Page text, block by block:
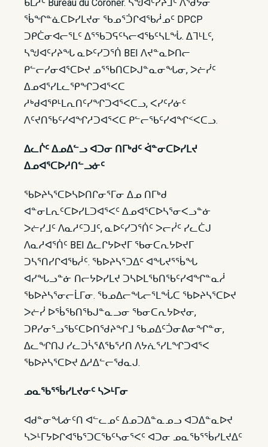
ᑲᒪᓲᑦ Bureau du Coroner. ᓴᖑᐊᑦᓯᔨᒧᑦ ᐱᖁᔭᓂ
ᖄᖏᓐᓈᑕᐅᓯᒪᔪᓂ ᖃᓄᕐᑑᒋᐊᖃᓲᓄᑦ DPCP
ᑐᑭᑖᓂᐊᓕᕐᒪᑦ ᐃᕐᖃᑐᕋᑦᓴᓕᐊᖃᑦᓴᒪᖔ. ᐃᒣᒻᒪᑦ,
ᓴᖑᐊᑦᓯᔨᖓ ᓇᐅᑦᓯᑐᕐᑏ BEI ᐱᔪᓐᓇᐅᑎᓕ
ᑭᓪᓕᓯᓂᐊᕐᑕᐅᔪ ᓄᕐᖃᑎᑕᐅᒍᓐᓇᓂᖓᓂ, ᐳᓖᓰᑦ
ᐃᓄᐊᕐᓯᒪᓚᕿᖏᑐᐊᕐᐸᑕ
ᓱᒃᑯᐊᕿᒻᒪᕆᑎᑦᓯᖏᑐᐊᕐᐸᑕᓗ, ᐸᓯᑦᓯᓃᑦ
ᐱᑦᔪᑎᖃᑦᓯᐊᖏᓱᑐᐊᕐᐸᑕ ᑭᓪᓕᖃᑦᓯᐊᖏᑉᐸᑕᓗ.
ᐃᓚᒌᑦ ᐃᓄᐃᓪᓗ ᐊᑐᓂ ᑎᒥᒃᑯᑦ ᐋᓐᓂᑕᐅᓯᒪᔪ
ᐃᓄᐊᕐᑕᐅᓱᑎᓪᓗᓃᑦ
ᖃᐅᔨᓴᕐᑕᐅᓴᐅᑎᒋᓂᕐᒥᓂ ᐃᓄ ᑎᒥᒃᑯ
ᐊᓐᓂᒪᕆᑦᑕᐅᓯᒪᑐᐊᕐᐸᑦ ᐃᓄᐊᕐᑕᐅᓴᕐᓂᐸᓗᓐᓃ
ᐳᓖᓯᒧᑦ ᐱᓇᓱᑦᑐᒧᑦ, ᓇᐅᑦᓯᑐᕐᑏᑦ ᐳᓕᓰᑦ ᓯᓚᑖᒍ
ᐱᓇᓱᐊᕐᑏᑦ BEI ᐃᓚᒋᔭᐅᔪᒥ ᖃᓂᑕᕆᔭᐅᔪᒥ
ᑐᓴᕐᑎᓯᒋᐊᖃᓲᑦ. ᖃᐅᔨᓴᕐᑐᐃᑦ ᐊᖓᔪᕐᖄᖓ
ᐊᓯᖓᓗᓐᓃ ᑎᓕᔭᐅᓯᒪᔪ ᑐᓴᐅᒪᖃᑎᖃᑦᓯᐊᖏᓐᓇᓲ
ᖃᐅᔨᓴᕐᓂᓕᒫᒥᓂ. ᖃᓄᐃᓕᖓᓕᕐᒪᖔᑕ ᖃᐅᔨᓴᕐᑕᐅᔪ
ᐳᓖᓰ ᐅᖄᖃᑎᖃᒍᓐᓇᓗᓂ ᖃᓂᑕᕆᔭᐅᔪᓂ,
ᑐᑭᓯᓂᕐᓗᖃᑦᑕᐅᑎᖁᔨᖏᒧ ᖃᓄᐃᑦᑑᓂᕕᓂᖏᓐᓂ,
ᐃᓚᖏᑎᒍ ᓯᓚᑐᓵᕐᕕᖃᕐᓱᑎ ᐱᔭᕇᕐᓯᒪᖏᑐᐊᕐᐸ
ᖃᐅᔨᓴᕐᑕᐅᔪ ᐃᓱᐃᓪᓕᖁᓇᒍ.
ᓄᓇᖃᕐᖄᓯᒪᔪᓂᑦ ᓴᐳᒻᒥᓂ
ᐊᑯᓐᓂᖓᓃᑦᑎ ᐊᓪᓚᓄᑦ ᐃᓄᑐᐃᓐᓇᓄᓗ ᐊᑐᐃᓐᓇᐅᔪ
ᓴᐳᒻᒥᔭᐅᒋᐊᖃᕐᑐᑕᖃᑦᓴᓂᕐᐸᑦ ᐊᑐᓂ ᓄᓇᖃᕐᖄᓯᒪᔪᐃᑦ